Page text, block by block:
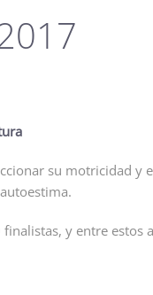
su motricidad y
y entre estos